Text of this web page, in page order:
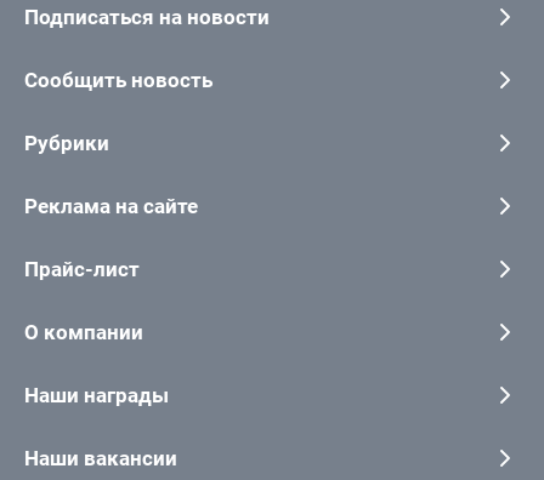
Подписаться на новости
Сообщить новость
Рубрики
Реклама на сайте
Прайс-лист
О компании
Наши награды
Наши вакансии